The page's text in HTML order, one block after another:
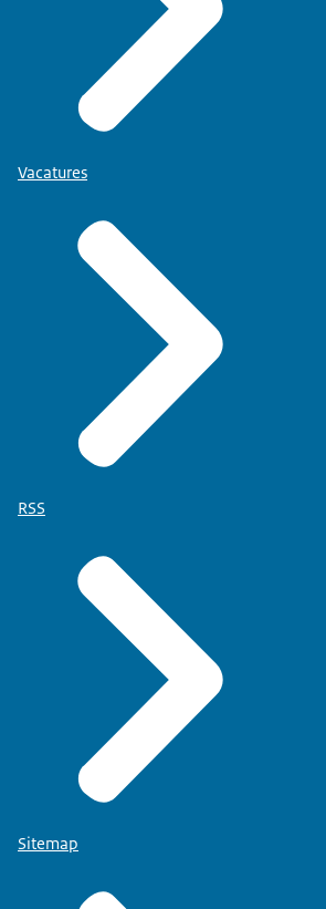
Vacatures
RSS
Sitemap